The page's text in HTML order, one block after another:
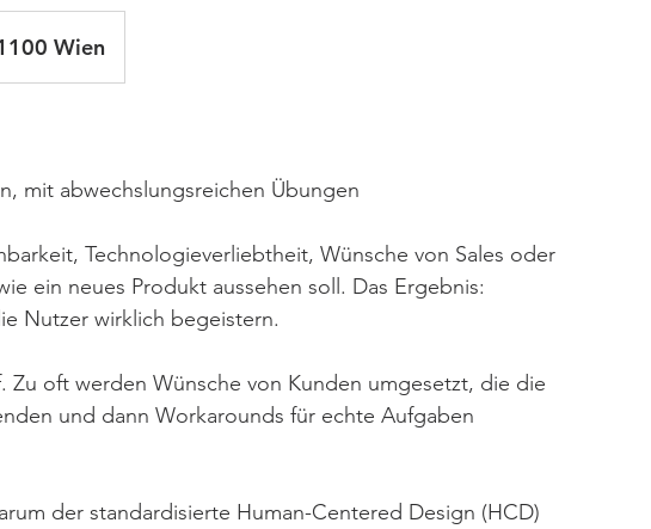
Wien
mit abwechslungsreichen Übungen
Technologieverliebtheit, Wünsche von Sales oder
ein neues Produkt aussehen soll. Das Ergebnis:
Nutzer wirklich begeistern.
Zu oft werden Wünsche von Kunden umgesetzt, die die
und dann Workarounds für echte Aufgaben
der standardisierte Human-Centered Design (HCD)